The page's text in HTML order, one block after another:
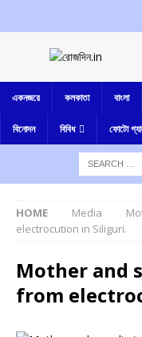
একনজরে কলকাতা বাংলা
বিনোদন বিবিধ ফোটো
HOME Media
electrocution in Siliguri.
Mother and
from